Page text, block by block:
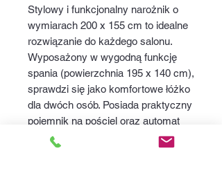
Stylowy i funkcjonalny narożnik o
wymiarach 200 x 155 cm to idealne
rozwiązanie do każdego salonu.
Wyposażony w wygodną funkcję
spania (powierzchnia 195 x 140 cm),
sprawdzi się jako komfortowe łóżko
dla dwóch osób. Posiada praktyczny
pojemnik na pościel oraz automat
wspomagający rozkładanie, co